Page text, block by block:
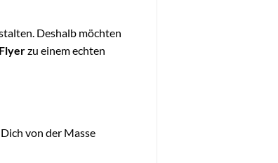
Deshalb möchten
Flyerzu einem echten
von der Masse